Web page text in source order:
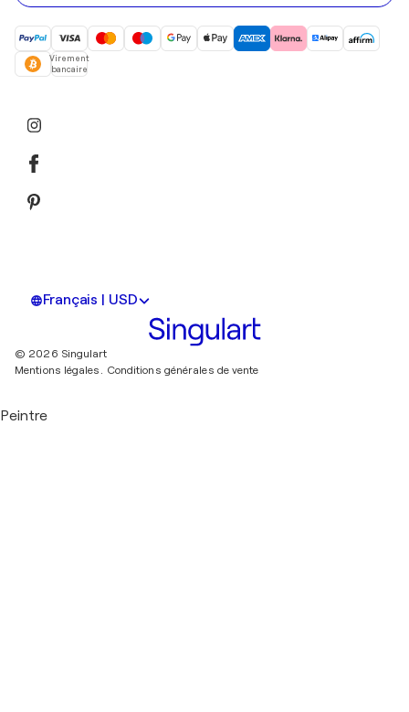
Virement
bancaire
Français | USD
© 2026 Singulart
Mentions légales. Conditions générales de vente
Peintre